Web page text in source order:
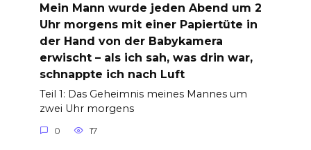
Mein Mann wurde jeden Abend um 2
Uhr morgens mit einer Papiertüte in
der Hand von der Babykamera
erwischt – als ich sah, was drin war,
schnappte ich nach Luft
Teil 1: Das Geheimnis meines Mannes um
zwei Uhr morgens
0 17